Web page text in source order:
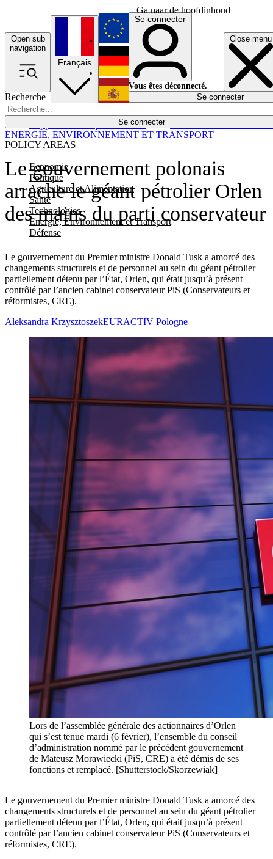
Ga naar de hoofdinhoud
Open sub
navigation
Close menu
Recherche
Se connecter
POLICY AREAS
Economie
Politique
Agriculture et Alimentation
Santé
Technologies
Energie, Environnement et Transport
Défense
Économie
Français
English
Deutsch
Español
Se connecter
Vous êtes déconnecté.
Se connecter
Le gouvernement polonais
arrache le géant pétrolier Orlen
des mains du parti conservateur
Le gouvernement du Premier ministre Donald Tusk a amorcé des
changements structurels et de personnel au sein du géant pétrolier
partiellement détenu par l’État, Orlen, qui était jusqu’à présent
contrôlé par l’ancien cabinet conservateur PiS (Conservateurs et
réformistes, CRE).
ENERGIE, ENVIRONNEMENT ET TRANSPORT
Aleksandra KrzysztoszekEURACTIV Pologne
Lors de l’assemblée générale des actionnaires d’Orlen
qui s’est tenue mardi (6 février), l’ensemble du conseil
d’administration nommé par le précédent gouvernement
de Mateusz Morawiecki (PiS, CRE) a été démis de ses
fonctions et remplacé. [Shutterstock/Skorzewiak]
Le gouvernement du Premier ministre Donald Tusk a amorcé des
changements structurels et de personnel au sein du géant pétrolier
partiellement détenu par l’État, Orlen, qui était jusqu’à présent
contrôlé par l’ancien cabinet conservateur PiS (Conservateurs et
réformistes, CRE).